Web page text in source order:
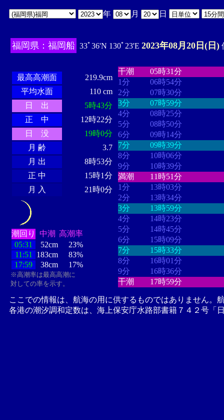
年 月 日
福岡県：福岡船 33ﾟ36'N 130ﾟ23'E 2023年08月20日(日)
最高高潮面
219.9cm
平均水面
110 cm
日 出
5時43分
正 中
12時22分
日 没
19時0分
月 齢
3.7
月 出
8時53分
正 中
15時1分
月 入
21時0分
潮回り 中潮 高潮率
05:31
52cm
23%
11:51
183cm
83%
17:59
38cm 17%
※高潮率は最高高潮に
対しての率を示す。
干潮
05時31分
1分
06時54分
2分
07時30分
3分
07時59分
4分
08時25分
5分
08時50分
6分
09時14分
7分
09時39分
8分
10時06分
9分
10時39分
満潮
11時51分
1分
13時03分
2分
13時34分
3分
13時59分
4分
14時23分
5分
14時45分
6分
15時09分
7分
15時33分
8分
16時01分
9分
16時36分
干潮
17時59分
ここでの情報は、航海の用に供するものではありません。
各港の潮汐調和定数は、海上保安庁水路部書籍７４２号「